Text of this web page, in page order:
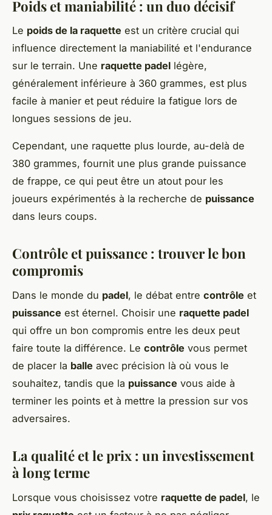
Poids et maniabilité : un duo décisif
Le poids de la raquette est un critère crucial qui
influence directement la maniabilité et l'endurance
sur le terrain. Une raquette padel légère,
généralement inférieure à 360 grammes, est plus
facile à manier et peut réduire la fatigue lors de
longues sessions de jeu.
Cependant, une raquette plus lourde, au-delà de
380 grammes, fournit une plus grande puissance
de frappe, ce qui peut être un atout pour les
joueurs expérimentés à la recherche de puissance
dans leurs coups.
Contrôle et puissance : trouver le bon
compromis
Dans le monde du padel, le débat entre contrôle et
puissance est éternel. Choisir une raquette padel
qui offre un bon compromis entre les deux peut
faire toute la différence. Le contrôle vous permet
de placer la balle avec précision là où vous le
souhaitez, tandis que la puissance vous aide à
terminer les points et à mettre la pression sur vos
adversaires.
La qualité et le prix : un investissement
à long terme
Lorsque vous choisissez votre raquette de padel, le